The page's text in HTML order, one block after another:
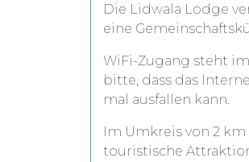
Die Lidwala Lodge
eine
WiFi-Zugang steht
bitte, dass das
mal ausfallen kann.
Im Umkreis von 2
touristische